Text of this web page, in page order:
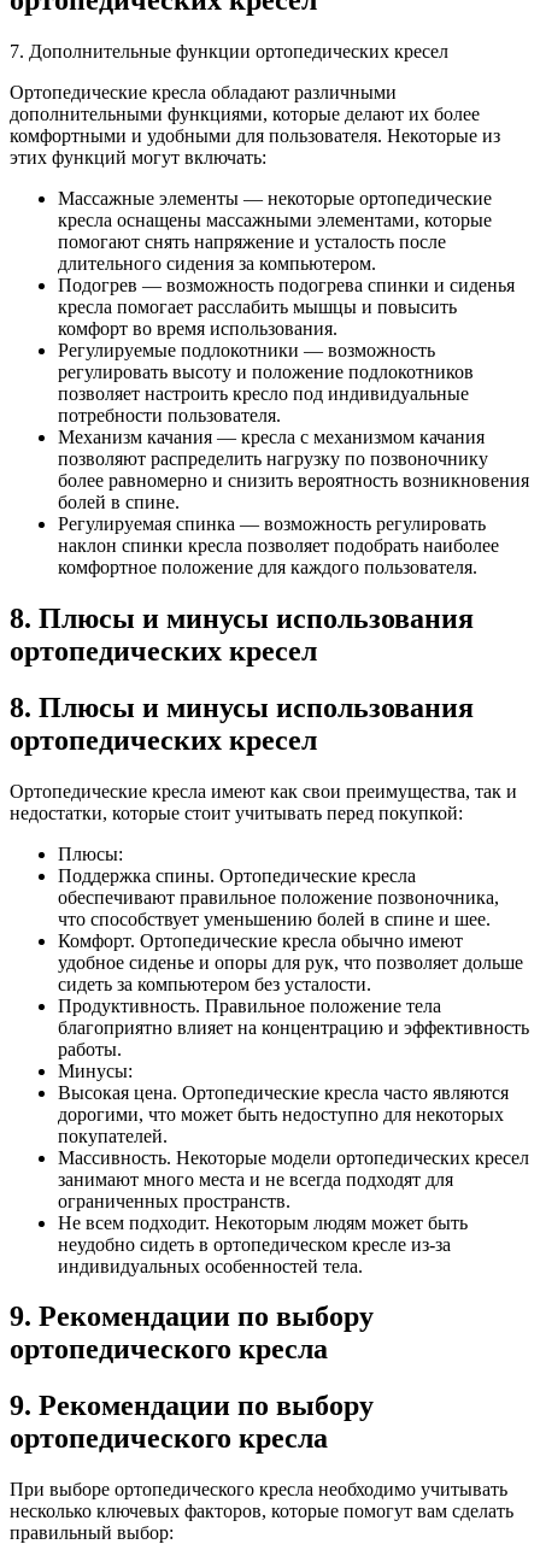
7. Дополнительные функции ортопедических кресел
Ортопедические кресла обладают различными
дополнительными функциями, которые делают их более
комфортными и удобными для пользователя. Некоторые из
этих функций могут включать:
Массажные элементы — некоторые ортопедические
кресла оснащены массажными элементами, которые
помогают снять напряжение и усталость после
длительного сидения за компьютером.
Подогрев — возможность подогрева спинки и сиденья
кресла помогает расслабить мышцы и повысить
комфорт во время использования.
Регулируемые подлокотники — возможность
регулировать высоту и положение подлокотников
позволяет настроить кресло под индивидуальные
потребности пользователя.
Механизм качания — кресла с механизмом качания
позволяют распределить нагрузку по позвоночнику
более равномерно и снизить вероятность возникновения
болей в спине.
Регулируемая спинка — возможность регулировать
наклон спинки кресла позволяет подобрать наиболее
комфортное положение для каждого пользователя.
8. Плюсы и минусы использования
ортопедических кресел
8. Плюсы и минусы использования
ортопедических кресел
Ортопедические кресла имеют как свои преимущества, так и
недостатки, которые стоит учитывать перед покупкой:
Плюсы:
Поддержка спины. Ортопедические кресла
обеспечивают правильное положение позвоночника,
что способствует уменьшению болей в спине и шее.
Комфорт. Ортопедические кресла обычно имеют
удобное сиденье и опоры для рук, что позволяет дольше
сидеть за компьютером без усталости.
Продуктивность. Правильное положение тела
благоприятно влияет на концентрацию и эффективность
работы.
Минусы:
Высокая цена. Ортопедические кресла часто являются
дорогими, что может быть недоступно для некоторых
покупателей.
Массивность. Некоторые модели ортопедических кресел
занимают много места и не всегда подходят для
ограниченных пространств.
Не всем подходит. Некоторым людям может быть
неудобно сидеть в ортопедическом кресле из-за
индивидуальных особенностей тела.
9. Рекомендации по выбору
ортопедического кресла
9. Рекомендации по выбору
ортопедического кресла
При выборе ортопедического кресла необходимо учитывать
несколько ключевых факторов, которые помогут вам сделать
правильный выбор: